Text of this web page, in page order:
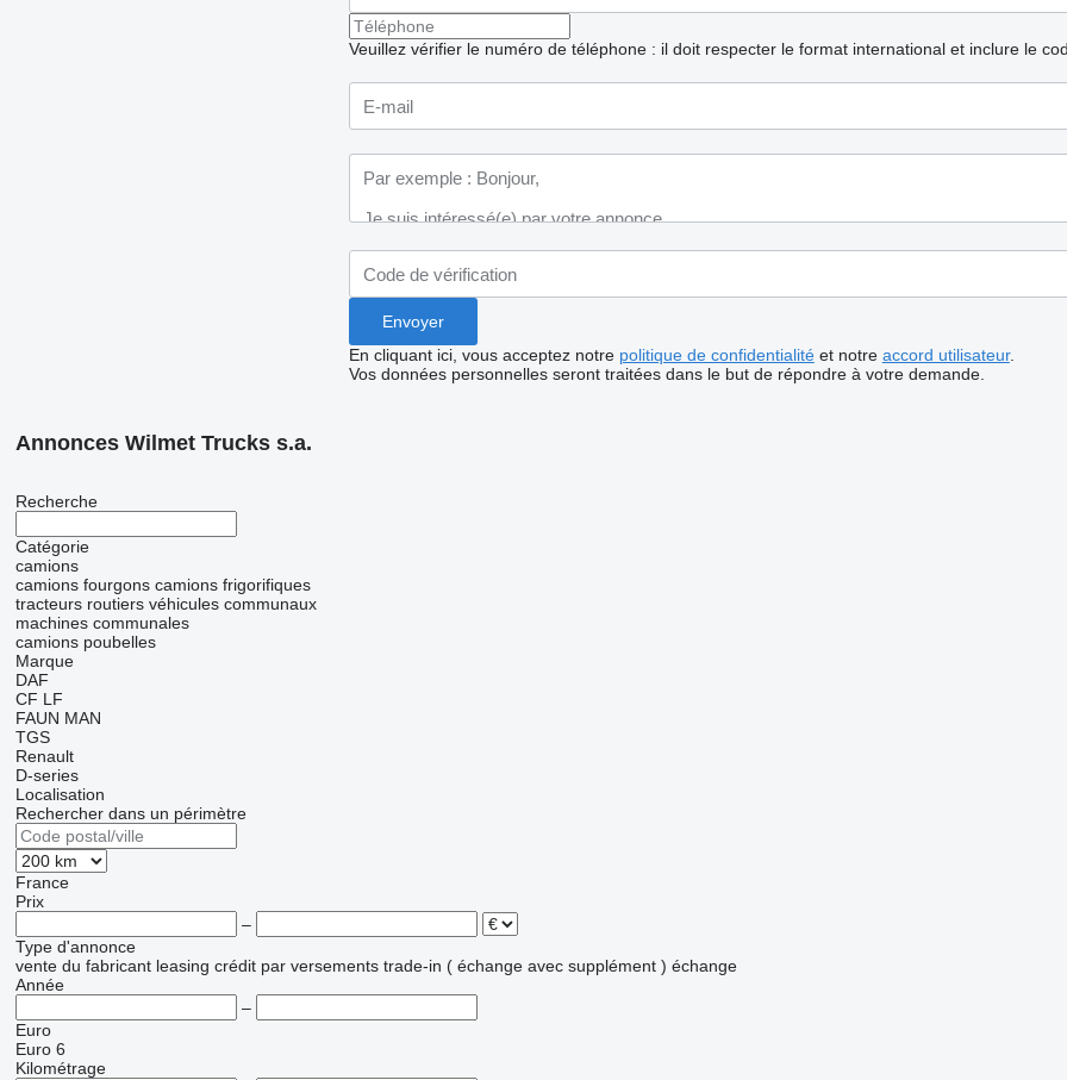
Veuillez vérifier le numéro de téléphone : il doit respecter le format international et inclure le
En cliquant ici, vous acceptez notre politique de confidentialitéet notre accord utilisateur.
Vos données personnelles seront traitées dans le but de répondre à votre demande.
Annonces Wilmet Trucks s.a.
Recherche
Catégorie
camions
camions fourgons camions frigorifiques
tracteurs routiers véhicules communaux
machines communales
camions poubelles
Marque
DAF
CF LF
FAUN MAN
TGS
Renault
D-series
Localisation
Rechercher dans un périmètre
France
Prix
–
Type d'annonce
vente du fabricant leasing crédit par versements trade-in ( échange avec supplément ) échange
Année
–
Euro
Euro 6
Kilométrage